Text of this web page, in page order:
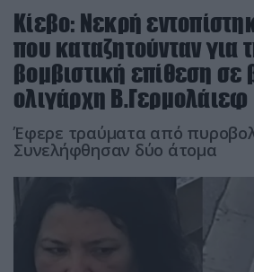
Κίεβο: Νεκρή
που καταζητούνταν για
βομβιστική επίθεση σε
ολιγάρχη Β.Γερμολάιεφ
Έφερε τραύματα από
Συνελήφθησαν δύο άτομα